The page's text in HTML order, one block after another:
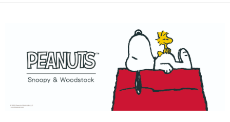
每筆NT$80，滿NT$899(含以上)免運費
付款後7-11取貨
每筆NT$80，滿NT$859(含以上)免運費
每筆NT$85，滿NT$859(含以上)免運費